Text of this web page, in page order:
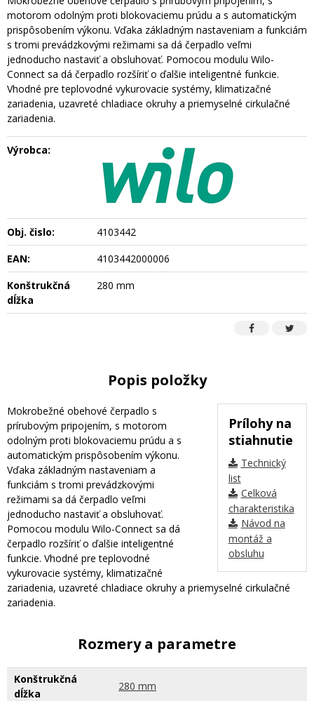
motorom odolným proti blokovaciemu prúdu a s automatickým
prispôsobením výkonu. Vďaka základným nastaveniam a funkciám
s tromi prevádzkovými režimami sa dá čerpadlo veľmi
jednoducho nastaviť a obsluhovať. Pomocou modulu Wilo-
Connect sa dá čerpadlo rozšíriť o ďalšie inteligentné funkcie.
Vhodné pre teplovodné vykurovacie systémy, klimatizačné
zariadenia, uzavreté chladiace okruhy a priemyselné cirkulačné
zariadenia.
Výrobca:
Obj. čislo:
4103442
EAN:
4103442000006
Konštrukčná
dĺžka
280 mm
Popis položky
Prílohy na
stiahnutie
Technický
list
Celková
charakteristika
Návod na
montáž a
obsluhu
Mokrobežné obehové čerpadlo s
prírubovým pripojením, s motorom
odolným proti blokovaciemu prúdu a s
automatickým prispôsobením výkonu.
Vďaka základným nastaveniam a
funkciám s tromi prevádzkovými
režimami sa dá čerpadlo veľmi
jednoducho nastaviť a obsluhovať.
Pomocou modulu Wilo-Connect sa dá
čerpadlo rozšíriť o ďalšie inteligentné
funkcie. Vhodné pre teplovodné
vykurovacie systémy, klimatizačné
zariadenia, uzavreté chladiace okruhy a priemyselné cirkulačné
zariadenia.
Rozmery a parametre
Konštrukčná
dĺžka
280 mm